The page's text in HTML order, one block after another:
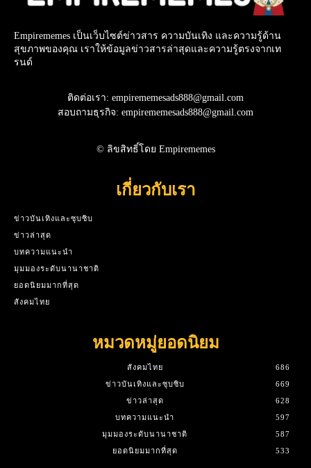
Empirememes เป็นเว็บไซต์ข่าวสาร ความบันเทิง และความรู้ด้าน
สุขภาพของคุณ เราให้ข้อมูลข่าวสารล่าสุดและความรู้ตรงจากเท
รนด์
ติดต่อเรา: empirememesads888@gmail.com
สอบถามธุรกิจ: empirememesads888@gmail.com
© ลิขสิทธิ์โดย Empirememes
เกี่ยวกับเรา
ข่าวบันเทิงและซุบซิบ
ข่าวล่าสุด
บทความแนะนำ
มุมมองระดับนานาชาติ
ยอดนิยมมากที่สุด
สังคมไทย
หมวดหมู่ยอดนิยม
สังคมไทย
686
ข่าวบันเทิงและซุบซิบ
669
ข่าวล่าสุด
628
บทความแนะนำ
597
มุมมองระดับนานาชาติ
587
ยอดนิยมมากที่สุด
533